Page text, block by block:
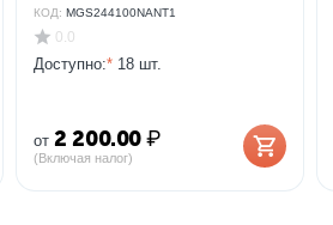
КОД: MGS244100NANT1
0.0
Доступно:* 18 шт.
от 2 200.00₽
(Включая налог)